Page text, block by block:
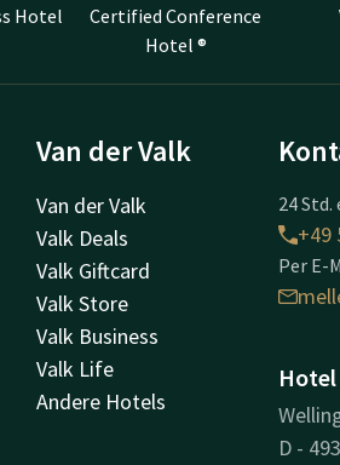
Hotel
Certified Conference
Hotel ®
Van der Valk
Van der Valk
Valk Deals
Valk Giftcard
Valk Store
Valk Business
Valk Life
Andere Hotels
24
+49
Per E-
D -